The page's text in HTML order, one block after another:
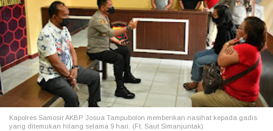
Kapolres Samosir AKBP Josua Tampubolon memberikan nasihat kepada gadis
yang ditemukan hilang selama 9 hari. (Ft. Saut Simanjuntak)